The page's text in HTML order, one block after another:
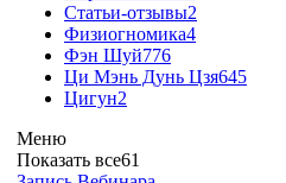
Статьи-отзывы2
Физиогномика4
Фэн Шуй776
Ци Мэнь Дунь Цзя645
Цигун2
Меню
Показать все61